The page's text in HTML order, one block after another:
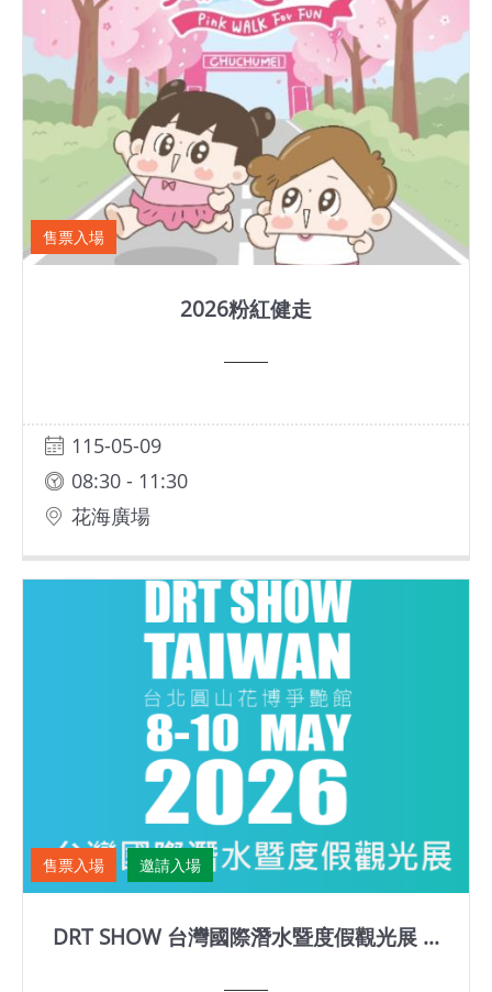
安
全
售票入場
2026粉紅健走
115-05-09
08:30 - 11:30
花海廣場
售票入場 邀請入場
DRT SHOW 台灣國際潛水暨度假觀光展 ...